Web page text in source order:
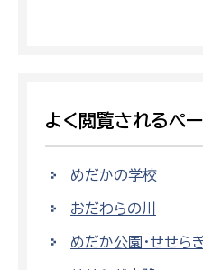
よく閲覧されるペ
めだかの学校
おだわらの川
めだか公園・せせら